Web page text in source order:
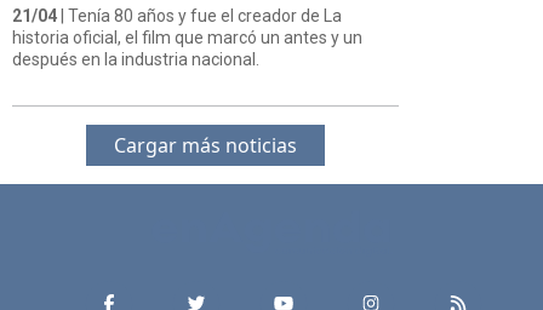
21/04 | Tenía 80 años y fue el creador de La
historia oficial, el film que marcó un antes y un
después en la industria nacional.
Cargar más noticias